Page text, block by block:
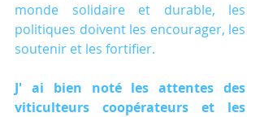
monde solidaire et durable, les
politiques doivent les encourager, les
soutenir et les fortifier.
J' ai bien noté les attentes des
viticulteurs coopérateurs et les